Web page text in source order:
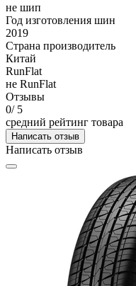
не шип
Год изготовления шин
2019
Страна производитель
Китай
RunFlat
не RunFlat
Отзывы
0/ 5
средний рейтинг товара
Написать отзыв
Написать отзыв